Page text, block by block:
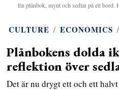
En plånbok, mynt och sedlar på ett bord.
CULTURE / ECONOMICS /
Plånbokens dolda
reflektion över
Det är nu drygt ett och ett